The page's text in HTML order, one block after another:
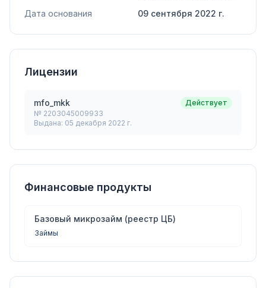
Дата основания
09 сентября 2022 г.
Лицензии
mfo_mkk
№ 2203045009933
Выдана: 05 декабря 2022 г.
Действует
Финансовые продукты
Базовый микрозайм (реестр ЦБ)
Займы